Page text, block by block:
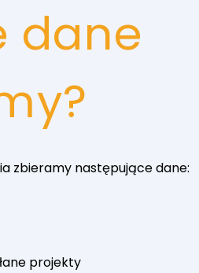
dane
zbieramy następujące dane:
projekty